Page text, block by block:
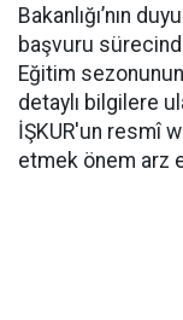
Bakanlığı’nın
başvuru
Eğitim sezonunun
detaylı bilgilere
İŞKUR'un resmî
etmek önem arz